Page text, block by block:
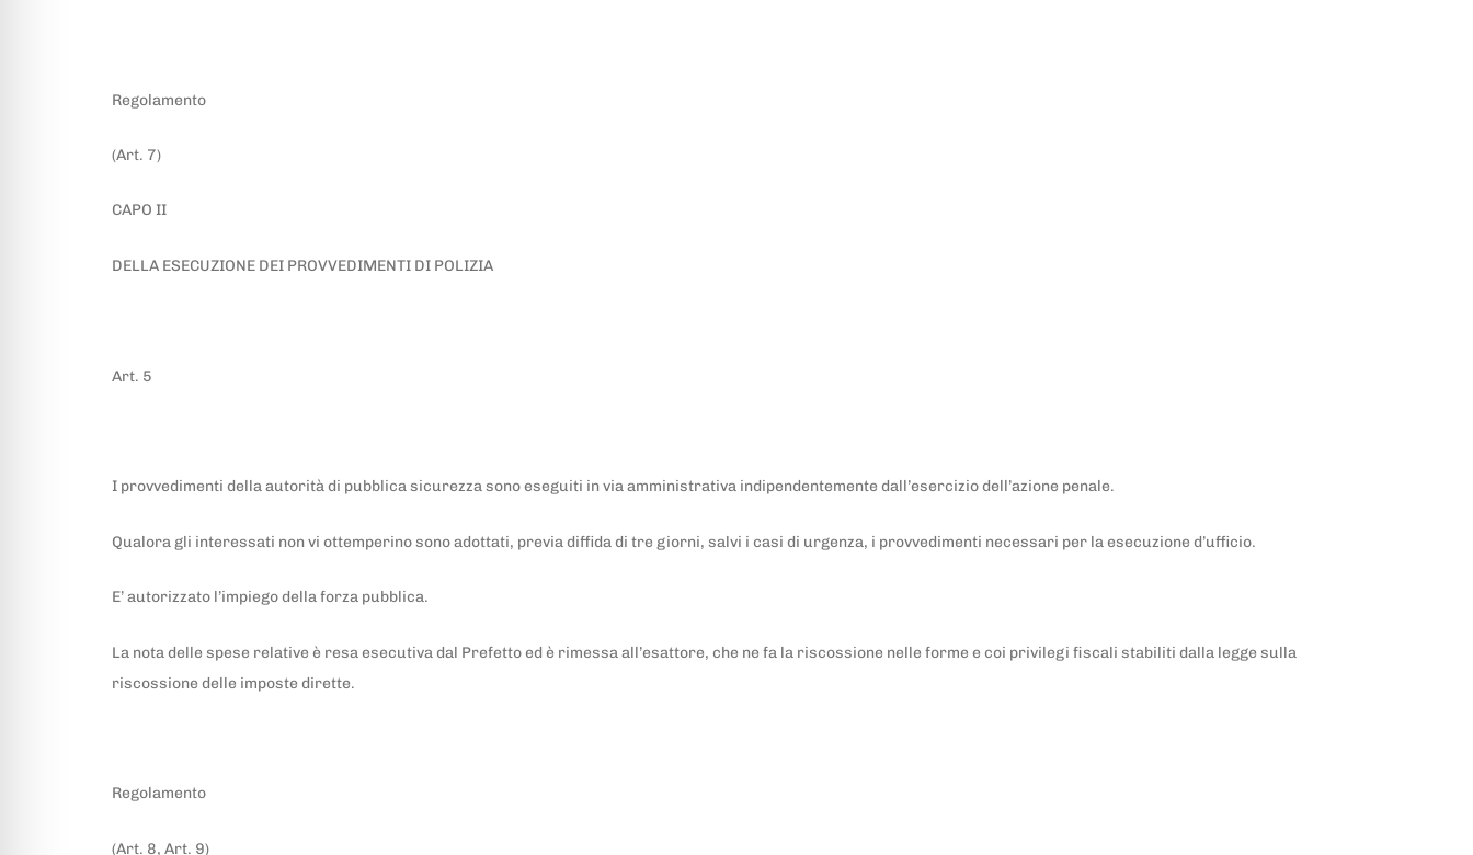
Regolamento
(Art. 7)
CAPO II
DELLA ESECUZIONE DEI PROVVEDIMENTI DI POLIZIA
Art. 5
I provvedimenti della autorità di pubblica sicurezza sono eseguiti in via amministrativa indipendentemente dall’esercizio dell’azione penale.
Qualora gli interessati non vi ottemperino sono adottati, previa diffida di tre giorni, salvi i casi di urgenza, i provvedimenti necessari per la esecuzione d’ufficio.
E’ autorizzato l’impiego della forza pubblica.
La nota delle spese relative è resa esecutiva dal Prefetto ed è rimessa all’esattore, che ne fa la riscossione nelle forme e coi privilegi fiscali stabiliti dalla legge sulla
riscossione delle imposte dirette.
Regolamento
(Art. 8, Art. 9)